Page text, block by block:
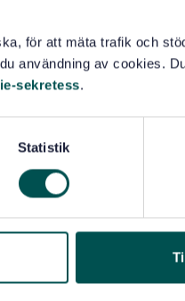
för att mäta trafik och
användning av cookies.
sekretess.
Statistik
26
3
Kl.